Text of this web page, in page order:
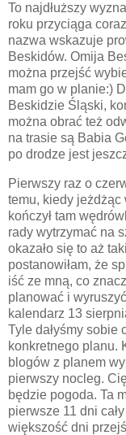
To najdłuższy
roku przyciąga
nazwa wskazuje
Beskidów. Omija
można przejść
mam go w planie:)
Beskidzie Śląski,
można obrać też
na trasie są Babia
po drodze jest
Pierwszy raz o
temu, kiedy jeżdżąc
kończył tam
rady wytrzymać na
okazało się to aż
postanowiłam, że
iść ze mną, co
planować i
kalendarz 13
Tyle dałyśmy sobie
konkretnego planu.
blogów z planem
pierwszy nocleg.
będzie pogoda. Ta
pierwsze 11 dni
większość dni